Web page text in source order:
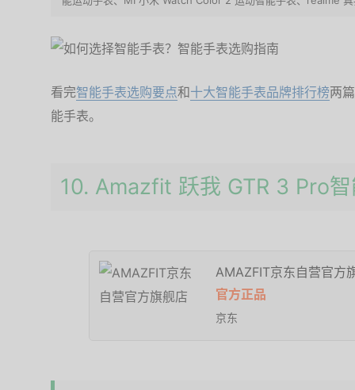
看完智能手表选购要点和十大智能手表品牌排行榜两
能手表。
10. Amazfit 跃我 GTR 3 Pro
AMAZFIT京东自营官方
官方正品
京东